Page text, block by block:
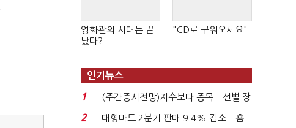
영화관의 시대는 끝
났다?
"CD로 구워오세요"
인기뉴스
1
(주간증시전망)지수보다 종목…선별 장
세 이어진다...
2
대형마트 2분기 판매 9.4% 감소…홈